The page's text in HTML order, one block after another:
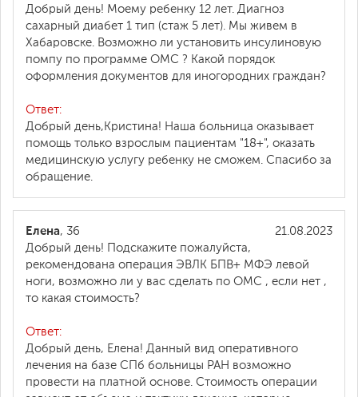
Добрый день! Моему ребенку 12 лет. Диагноз
сахарный диабет 1 тип (стаж 5 лет). Мы живем в
Хабаровске. Возможно ли установить инсулиновую
помпу по программе ОМС ? Какой порядок
оформления документов для иногородних граждан?
Ответ:
Добрый день,Кристина! Наша больница оказывает
помощь только взрослым пациентам "18+", оказать
медицинскую услугу ребенку не сможем. Спасибо за
обращение.
21.08.2023
Елена, 36
Добрый день! Подскажите пожалуйста,
рекомендована операция ЭВЛК БПВ+ МФЭ левой
ноги, возможно ли у вас сделать по ОМС , если нет ,
то какая стоимость?
Ответ:
Добрый день, Елена! Данный вид оперативного
лечения на базе СПб больницы РАН возможно
провести на платной основе. Стоимость операции